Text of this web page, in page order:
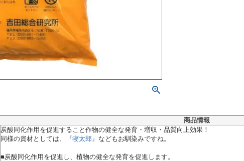
商品情報
炭酸同化作用を促進すること作物の健全な発育・増収・品質向上効果！
同様の資材としては、
『寝太郎』 などもお馴染みですね。
■炭酸同化作用を促進し、植物の健全な発育を促進します。